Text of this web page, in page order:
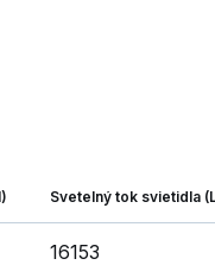
Svetelný tok svietidla
16153